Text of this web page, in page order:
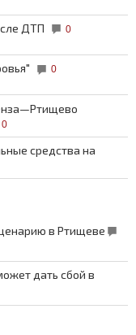
ДТП 0
0
0
средства на
в Ртищеве
дать сбой в